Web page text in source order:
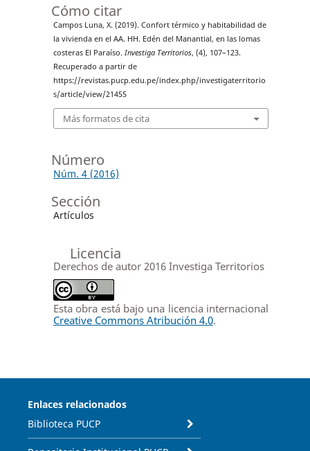
Cómo citar
Campos Luna, X. (2019). Confort térmico y habitabilidad de
la vivienda en el AA. HH. Edén del Manantial, en las lomas
costeras El Paraíso. Investiga Territorios, (4), 107–123.
Recuperado a partir de
https://revistas.pucp.edu.pe/index.php/investigaterritorio
s/article/view/21455
Más formatos de cita
Número
Núm. 4 (2016)
Sección
Artículos
Licencia
Derechos de autor 2016 Investiga Territorios
Esta obra está bajo una licencia internacional
Creative Commons Atribución 4.0.
Enlaces relacionados
Biblioteca PUCP